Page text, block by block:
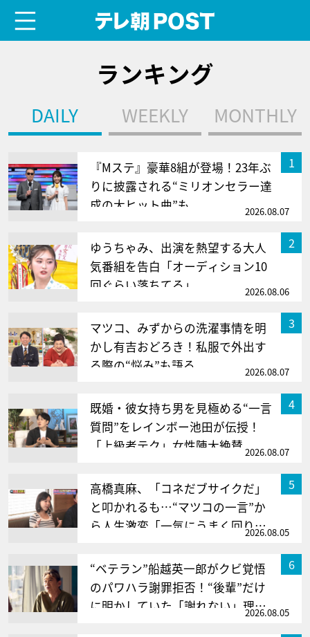
ランキング
DAILY WEEKLY MONTHLY
1
サムネイル
『Mステ』豪華8組が登場！23年ぶ
りに披露される“ミリオンセラー達
成の大ヒット曲”も
2026.08.07
2
ゆうちゃみ、出演を熱望する大人
気番組を告白「オーディション10
回ぐらい落ちてる」
2026.08.06
3
マツコ、みずからの洗濯事情を明
かし有吉おどろき！私服で外出す
る際の“悩み”も語る
2026.08.07
4
サムネイル
既婚・彼女持ち男を見極める“一言
質問”をレインボー池田が伝授！
「上級者テク」女性陣大絶賛 2026.08.07
5
サムネイル
高橋真麻、「コネだブサイクだ」
と叩かれるも…“マツコの一言”か
ら人生激変「一気にうまく回り始2026.08.05
6
“ベテラン”船越英一郎がクビ覚悟
のパワハラ謝罪拒否！“後輩”だけ
に明かしていた「謝れない」理由2026.08.05